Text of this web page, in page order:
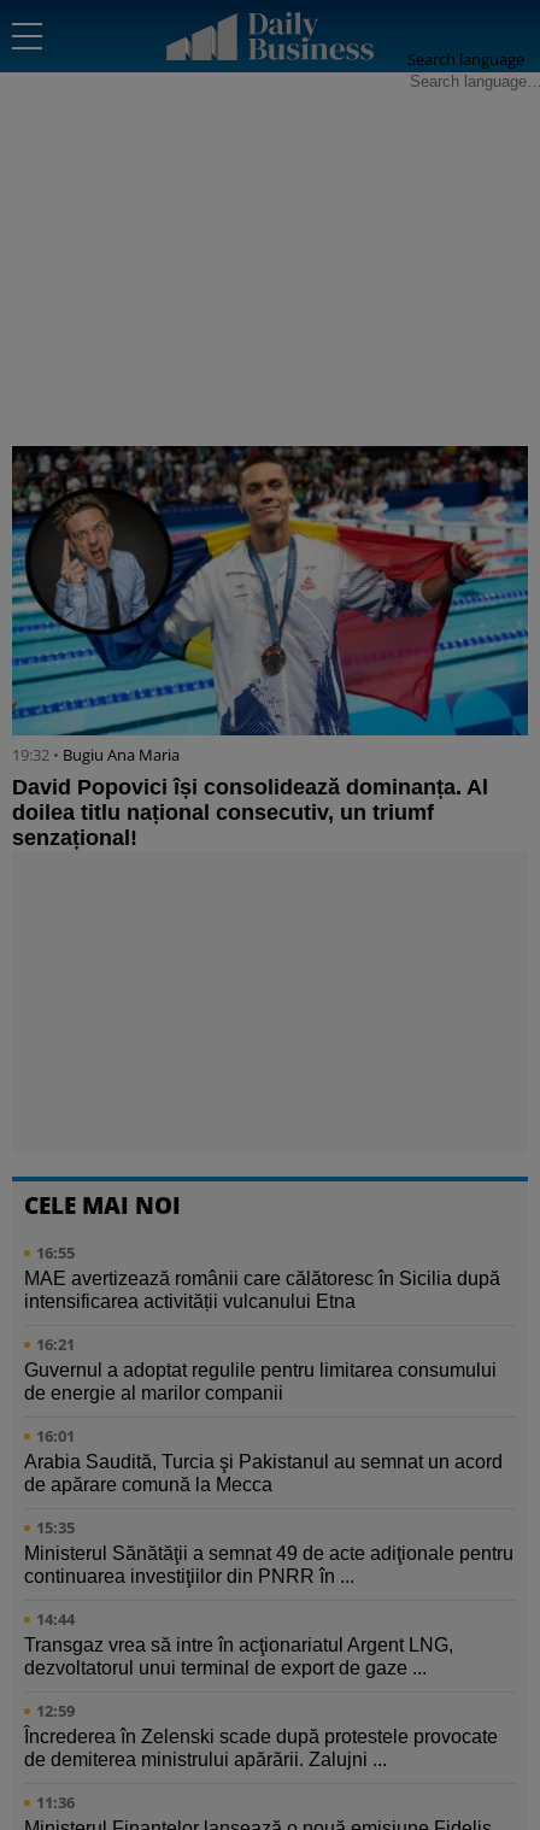
Search language
19:32 • Bugiu ⁠Ana Maria
David Popovici își consolidează dominanța. Al
doilea titlu național consecutiv, un triumf
senzațional!
CELE MAI NOI
16:55
MAE avertizează românii care călătoresc în Sicilia după
intensificarea activității vulcanului Etna
16:21
Guvernul a adoptat regulile pentru limitarea consumului
de energie al marilor companii
16:01
Arabia Saudită, Turcia şi Pakistanul au semnat un acord
de apărare comună la Mecca
15:35
Ministerul Sănătăţii a semnat 49 de acte adiţionale pentru
continuarea investiţiilor din PNRR în ...
14:44
Transgaz vrea să intre în acţionariatul Argent LNG,
dezvoltatorul unui terminal de export de gaze ...
12:59
Încrederea în Zelenski scade după protestele provocate
de demiterea ministrului apărării. Zalujni ...
11:36